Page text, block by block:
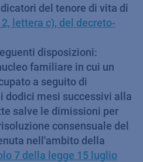
del tenore di vita di
lettera c), del decreto-
disposizioni:
familiare in cui un
a seguito di
dodici mesi successivi alla
salve le dimissioni per
consensuale del
nell'ambito della
7 della legge 15 luglio